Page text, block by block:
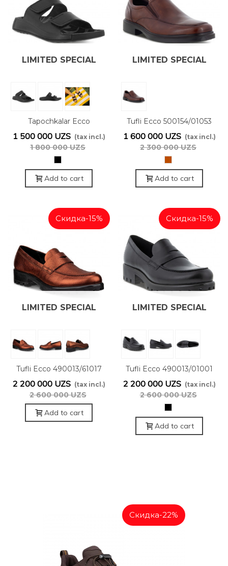
LIMITED SPECIAL
OFFER
Tapochkalar Ecco
500904/01001
1 500 000 UZS (tax incl.)
1 800 000 UZS
Add to cart
LIMITED SPECIAL
Tufli Ecco 500154/01053
1 600 000 UZS (tax incl.)
2 300 000 UZS
Add to cart
Скидка-15%
LIMITED SPECIAL
OFFER
Tufli Ecco 490013/61017
2 200 000 UZS (tax incl.)
2 600 000 UZS
Add to cart
Скидка-15%
LIMITED SPECIAL
OFFER
Tufli Ecco 490013/01001
2 200 000 UZS (tax incl.)
2 600 000 UZS
Add to cart
Скидка-22%